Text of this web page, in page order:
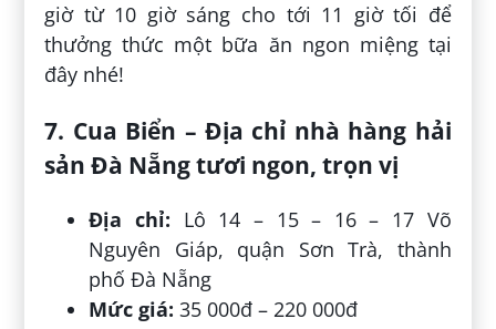
giờ từ 10 giờ sáng cho tới 11 giờ tối để
thưởng thức một bữa ăn ngon miệng tại
đây nhé!
7. Cua Biển – Địa chỉ nhà hàng hải
sản Đà Nẵng tươi ngon, trọn vị
Địa chỉ: Lô 14 – 15 – 16 – 17 Võ
Nguyên Giáp, quận Sơn Trà, thành
phố Đà Nẵng
Mức giá: 35 000đ – 220 000đ